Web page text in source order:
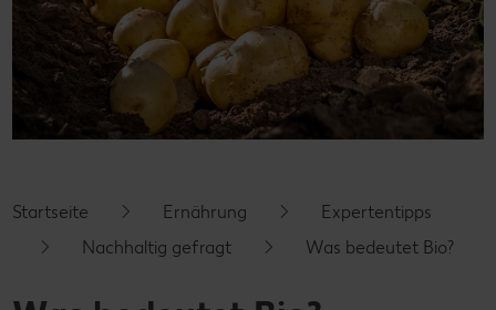
Schwebender Seitenbereich
Startseite Ernährung
Expertentipps
Nachhaltig gefragt
Was bedeutet Bio?